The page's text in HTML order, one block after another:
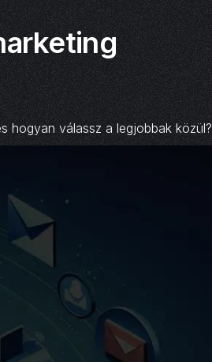
hogyan válassz a legjobbak közül?